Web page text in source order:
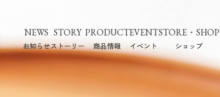
NEWS
お知らせ
STORY
ストーリー
PRODUCT
商品情報
EVENT
イベント
STORE・SHOP
ショップ